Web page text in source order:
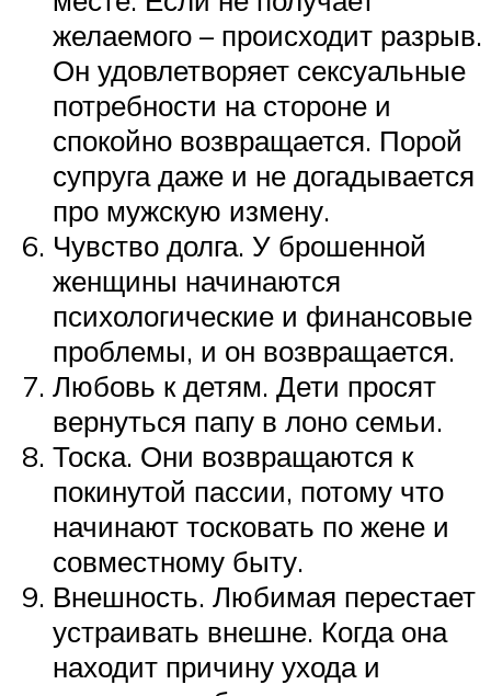
желаемого – происходит разрыв.
Он удовлетворяет сексуальные
потребности на стороне и
спокойно возвращается. Порой
супруга даже и не догадывается
про мужскую измену.
Чувство долга. У брошенной
женщины начинаются
психологические и финансовые
проблемы, и он возвращается.
Любовь к детям. Дети просят
вернуться папу в лоно семьи.
Тоска. Они возвращаются к
покинутой пассии, потому что
начинают тосковать по жене и
совместному быту.
Внешность. Любимая перестает
устраивать внешне. Когда она
находит причину ухода и